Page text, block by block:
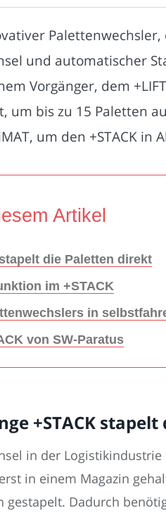
und automatischer
Vorgänger, dem
um bis zu 15 Paletten
um den +STACK in
Artikel
die Paletten direkt
im +STACK
in
von SW-Paratus
+STACK
in der
in einem Magazin
Dadurch